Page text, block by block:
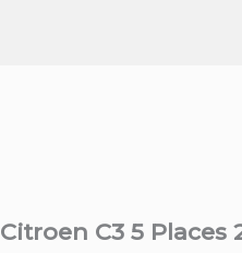
Citroen C3 5 Places